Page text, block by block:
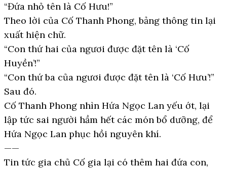
“Đứa nhỏ tên là Cố Hưu!”
Theo lời của Cố Thanh Phong, bảng thông tin lại
xuất hiện chữ.
“Con thứ hai của ngươi được đặt tên là ‘Cố
Huyền’!”
“Con thứ ba của ngươi được đặt tên là ‘Cố Hưu’!”
Sau đó.
Cố Thanh Phong nhìn Hứa Ngọc Lan yếu ớt, lại
lập tức sai người hầm hết các món bổ dưỡng, để
Hứa Ngọc Lan phục hồi nguyên khí.
——
Tin tức gia chủ Cố gia lại có thêm hai đứa con,